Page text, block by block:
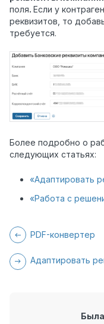
поля. Если у
реквизитов, то
требуется.
Более подробно о
следующих статьях:
«Адаптировать
«Работа с
PDF-конвертер
Адаптировать